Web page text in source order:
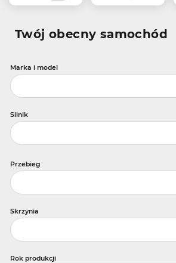
Twój obecny samochód
Marka i model
Silnik
Przebieg
Skrzynia
Rok produkcji